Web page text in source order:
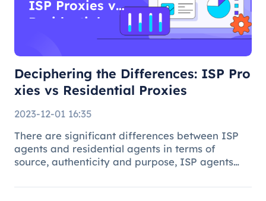
ISP Proxies vs
Residential
Deciphering the Differences: ISP Pro
xies vs Residential Proxies
2023-12-01 16:35
There are significant differences between ISP
agents and residential agents in terms of
source, authenticity and purpose, ISP agents
residential agents play an important role in